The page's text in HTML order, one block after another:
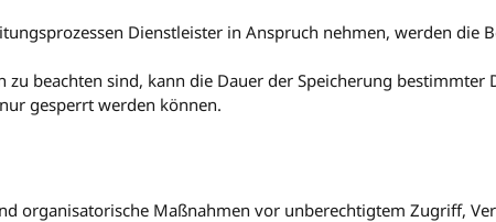
Dienstleister in Anspruch nehmen, werden die
beachten sind, kann die Dauer der Speicherung bestimmter
gesperrt werden können.
organisatorische Maßnahmen vor unberechtigtem Zugriff,